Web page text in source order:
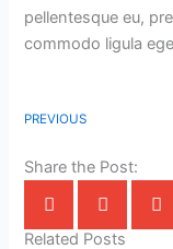
pellentesque eu,
commodo ligula
PREVIOUS
Share the Post:
Related Posts